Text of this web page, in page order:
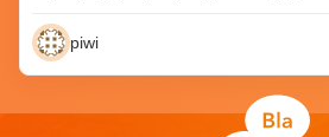
piwi